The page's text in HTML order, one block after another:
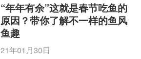
“年年有余”这就是春节吃鱼的
原因？带你了解不一样的鱼风
鱼趣
21年01月30日